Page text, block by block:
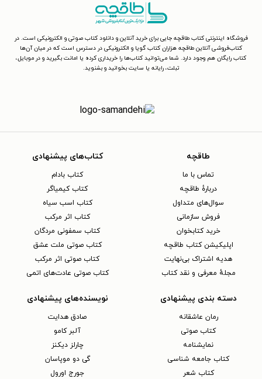
فروشگاه اینترنتی کتاب طاقچه جایی برای خرید آنلاین و دانلود کتاب صوتی و الکترونیکی است. در
کتاب‌فروشی آنلاین طاقچه هزاران کتاب گویا و الکترونیکی در دسترس است که در میان آن‌ها
کتاب رایگان هم وجود دارد. شما می‌توانید کتاب‌ها را خریداری کرده یا امانت بگیرید و در موبایل،
تبلت، رایانه یا سایت بخوانید و بشنوید.
طاقچه
تماس با ما
دربارهٔ طاقچه
سوال‌های متداول
فروش سازمانی
خرید کتابخوان
اپلیکیشن کتاب طاقچه
هدیه اشتراک بی‌نهایت
مجلهٔ معرفی و نقد کتاب
کتاب‌های پیشنهادی
کتاب بادام
کتاب کیمیاگر
کتاب اسب سیاه
کتاب اثر مرکب
کتاب سمفونی مردگان
کتاب صوتی ملت عشق
کتاب صوتی اثر مرکب
کتاب صوتی عادت‌های اتمی
دسته بندی پیشنهادی
رمان عاشقانه
کتاب‌ صوتی
نمایشنامه
کتاب جامعه شناسی
کتاب شعر
نویسنده‌های پیشنهادی
صادق هدایت
آلبر کامو
چارلز دیکنز
گی دو موپاسان
جورج اورول